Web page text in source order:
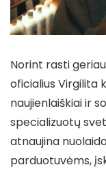
Norint rasti
oficialius Virgilita
naujienlaiškiai ir
specializuotų
atnaujina
parduotuvėms,